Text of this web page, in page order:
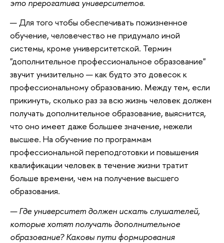
это прерогатива университетов.
— Для того чтобы обеспечивать пожизненное
обучение, человечество не придумало иной
системы, кроме университетской. Термин
"дополнительное профессиональное образование"
звучит унизительно — как будто это довесок к
профессиональному образованию. Между тем, если
прикинуть, сколько раз за всю жизнь человек должен
получать дополнительное образование, выяснится,
что оно имеет даже большее значение, нежели
высшее. На обучение по программам
профессиональной переподготовки и повышения
квалификации человек в течение жизни тратит
больше времени, чем на получение высшего
образования.
— Где университет должен искать слушателей,
которые хотят получать дополнительное
образование? Каковы пути формирования